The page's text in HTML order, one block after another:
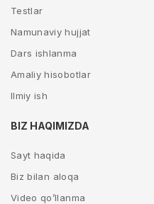
Testlar
Namunaviy hujjat
Dars ishlanma
Amaliy hisobotlar
Ilmiy ish
BIZ HAQIMIZDA
Sayt haqida
Biz bilan aloqa
Video qo’llanma